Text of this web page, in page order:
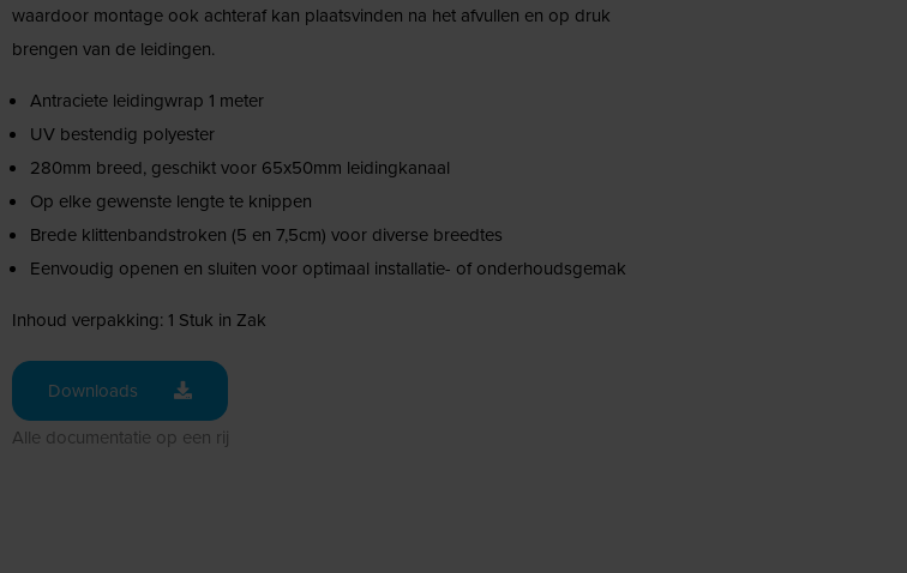
waardoor montage ook achteraf kan plaatsvinden na het afvullen en op druk
brengen van de leidingen.
Antraciete leidingwrap 1 meter
UV bestendig polyester
280mm breed, geschikt voor 65x50mm leidingkanaal
Op elke gewenste lengte te knippen
Brede klittenbandstroken (5 en 7,5cm) voor diverse breedtes
Eenvoudig openen en sluiten voor optimaal installatie- of onderhoudsgemak
Inhoud verpakking: 1 Stuk in Zak
Downloads
Alle documentatie op een rij